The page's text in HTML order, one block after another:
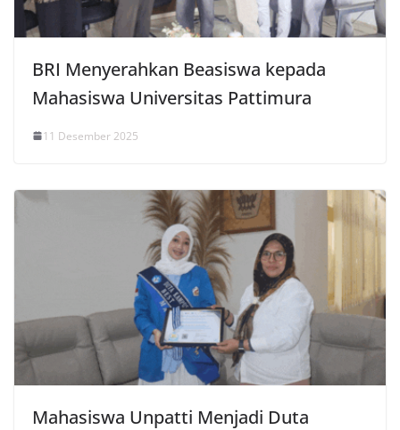
BRI Menyerahkan Beasiswa kepada
Mahasiswa Universitas Pattimura
11 Desember 2025
Mahasiswa Unpatti Menjadi Duta